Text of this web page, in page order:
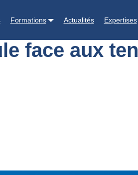
Formations Actualités Expertises
face aux